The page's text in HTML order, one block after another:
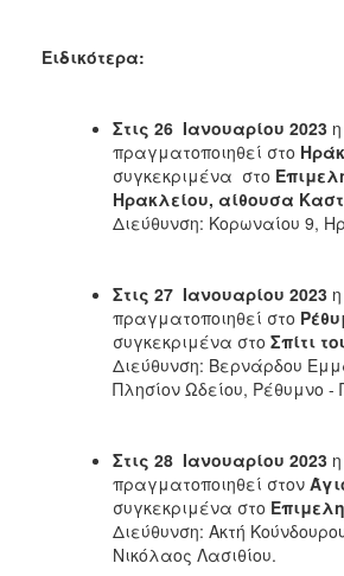
Ειδικότερα:
Στις 26 Ιανουαρίου 2023
πραγματοποιηθεί στο
συγκεκριμένα στο
Ηρακλείου, αίθουσα
Διεύθυνση: Κορωναίου 9,
Στις 27 Ιανουαρίου 2023
πραγματοποιηθεί στο
συγκεκριμένα στο Σπίτι
Διεύθυνση: Βερνάρδου
Πλησίον Ωδείου, Ρέθυμνο
Στις 28 Ιανουαρίου 2023
πραγματοποιηθεί στον
συγκεκριμένα στο
Διεύθυνση: Ακτή
Νικόλαος Λασιθίου.